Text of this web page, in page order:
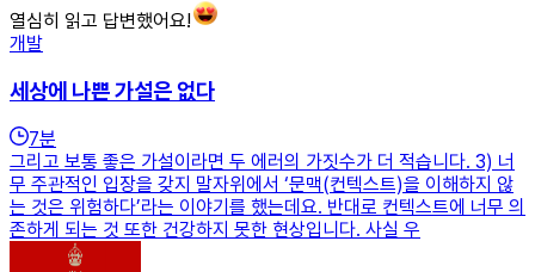
열심히 읽고 답변했어요!
개발
세상에 나쁜 가설은 없다
7분
그리고 보통 좋은 가설이라면 두 에러의 가짓수가 더 적습니다. 3) 너
무 주관적인 입장을 갖지 말자위에서 ‘문맥(컨텍스트)을 이해하지 않
는 것은 위험하다’라는 이야기를 했는데요. 반대로 컨텍스트에 너무 의
존하게 되는 것 또한 건강하지 못한 현상입니다. 사실 우